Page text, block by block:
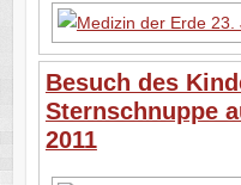
Besuch des
Sternschnuppe
2011